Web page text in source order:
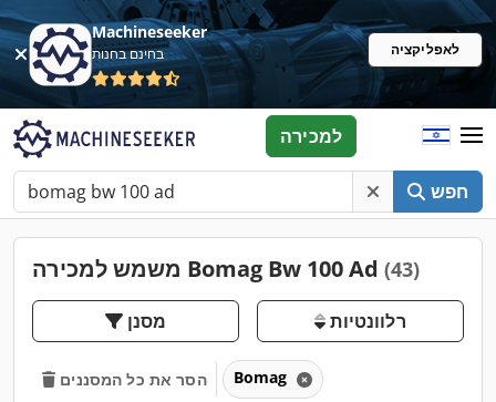
Machineseeker
בחינם בחנות לאפליקציה
חפש
למכירה
משמש למכירה Bomag Bw 100 Ad (43)
מסנן רלוונטיות
הסר את כל המסננים Bomag